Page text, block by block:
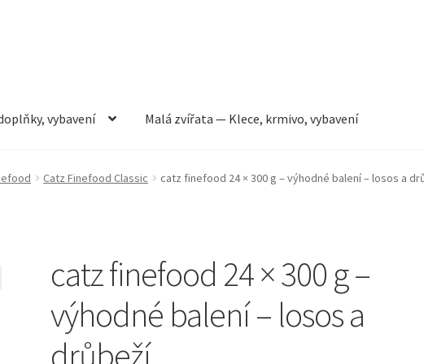
vybavení Malá zvířata — Klece, krmivo, vybavení
vybavení Můj účet Obchod Pokladna Vše pro kočky
Catz Finefood Classic catz finefood 24 × 300 g – výhodné balení – losos a
catz finefood 24 × 300 g –
výhodné balení – losos a
drůbeží